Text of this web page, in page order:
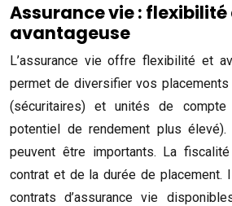
Assurance vie :
avantageuse
L’assurance vie offre flexibilité et
permet de diversifier vos
(sécuritaires) et unités de
potentiel de rendement plus
peuvent être importants. La
contrat et de la durée de placement.
contrats d’assurance vie